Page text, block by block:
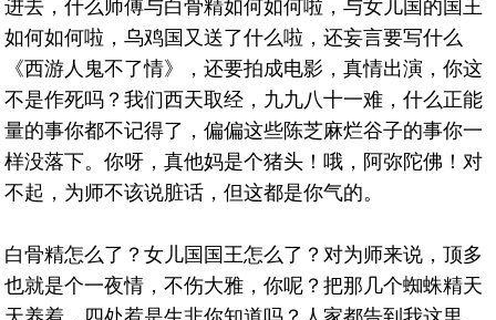
进去，什么师傅与白骨精如何如何啦，与女儿国的国王
如何如何啦，乌鸡国又送了什么啦，还妄言要写什么
《西游人鬼不了情》，还要拍成电影，真情出演，你这
不是作死吗？我们西天取经，九九八十一难，什么正能
量的事你都不记得了，偏偏这些陈芝麻烂谷子的事你一
样没落下。你呀，真他妈是个猪头！哦，阿弥陀佛！对
不起，为师不该说脏话，但这都是你气的。
白骨精怎么了？女儿国国王怎么了？对为师来说，顶多
也就是个一夜情，不伤大雅，你呢？把那几个蜘蛛精天